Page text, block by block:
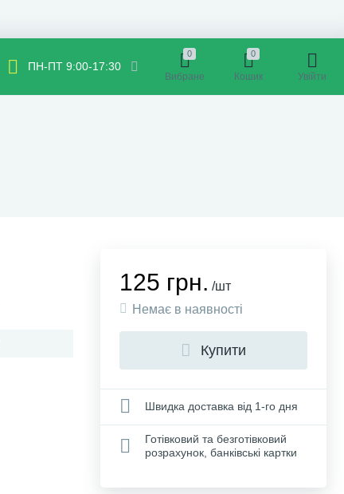
ПН-ПТ 9:00-17:30
0
Вибране
0
Кошик Увійти
125 грн. /шт
Немає в наявності
Купити
Швидка доставка від 1-го дня
Готівковий та безготівковий
розрахунок, банківські картки